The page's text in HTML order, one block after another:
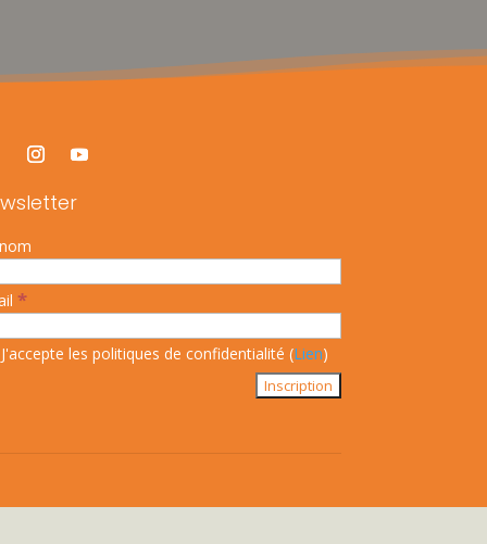
*
J'accepte les politiques de confidentialité (Lien)